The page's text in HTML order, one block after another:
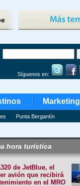
Síguenos en:
Marketing
Punta Bergantín
hora turística
de JetBlue, el
avión que recibirá
en el MRO